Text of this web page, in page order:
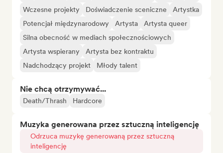
Wczesne projekty
Doświadczenie sceniczne
Artystka
Potencjał międzynarodowy
Artysta
Artysta queer
Silna obecność w mediach społecznościowych
Artysta wspierany
Artysta bez kontraktu
Nadchodzący projekt
Młody talent
Nie chcą otrzymywać...
Death/Thrash Hardcore
Muzyka generowana przez sztuczną inteligencję
Odrzuca muzykę generowaną przez sztuczną
inteligencję